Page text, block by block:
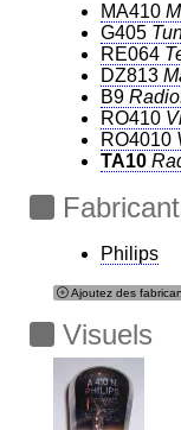
MA410
G405
RE064
DZ813
B9
RO410
RO4010
TA10
Philips
Ajoutez des
Visuels